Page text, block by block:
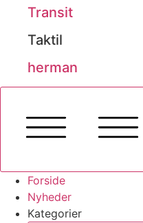
Transit
Taktil
herman
Forside
Nyheder
Kategorier